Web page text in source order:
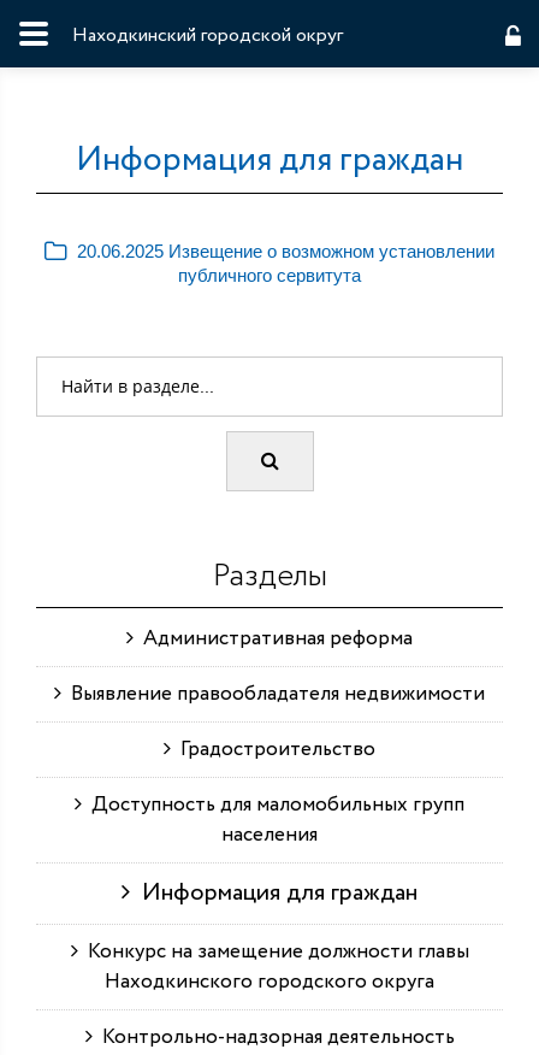
Находкинский городской округ
Информация для граждан
20.06.2025 Извещение о возможном установлении
публичного сервитута
Разделы
Административная реформа
Выявление правообладателя недвижимости
Градостроительство
Доступность для маломобильных групп
населения
Информация для граждан
Конкурс на замещение должности главы
Находкинского городского округа
Контрольно-надзорная деятельность